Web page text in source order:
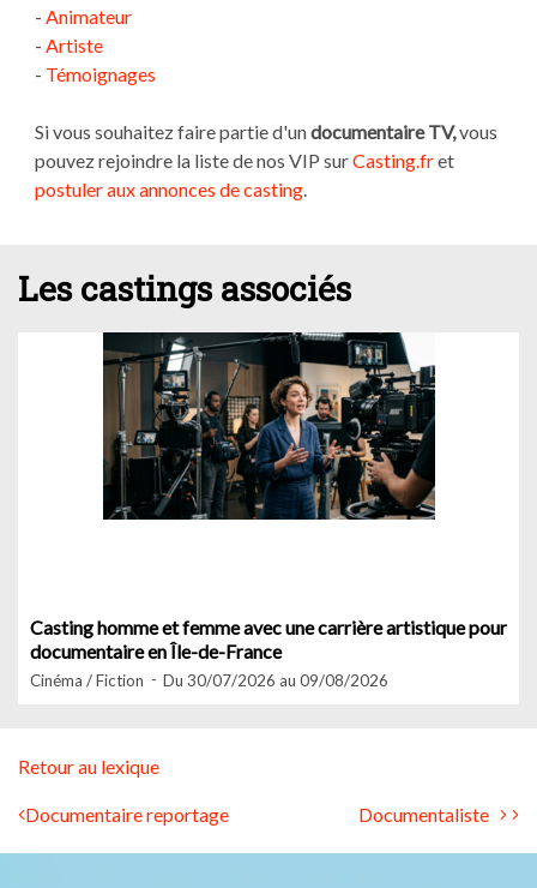
- Animateur
- Artiste
- Témoignages
Si vous souhaitez faire partie d'undocumentaire TV,vous
pouvez rejoindre la liste de nos VIP surCasting.fret
postuler aux annonces de casting.
Les castings associés
Casting homme et femme avec une carrière artistique pour
documentaire en Île-de-France
Cinéma / Fiction Du 30/07/2026 au 09/08/2026
Retour au lexique
Documentaire reportage Documentaliste